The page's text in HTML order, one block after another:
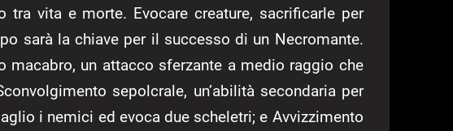
vita e morte. Evocare creature, sacrificarle per
sarà la chiave per il successo di un Necromante.
macabro, un attacco sferzante a medio raggio che
sepolcrale, un’abilità secondaria per
i nemici ed evoca due scheletri; e Avvizzimento